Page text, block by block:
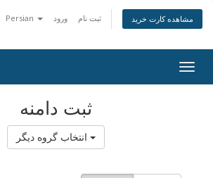
Persian ورود ثبت نام مشاهده کارت خرید
ثبت دامنه